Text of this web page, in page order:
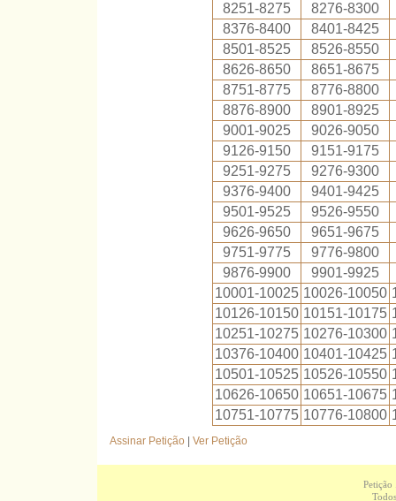
8251-8275
8276-8300
8376-8400
8401-8425
8501-8525
8526-8550
8626-8650
8651-8675
8751-8775
8776-8800
8876-8900
8901-8925
9001-9025
9026-9050
9126-9150
9151-9175
9251-9275
9276-9300
9376-9400
9401-9425
9501-9525
9526-9550
9626-9650
9651-9675
9751-9775
9776-9800
9876-9900
9901-9925
10001-10025 10026-10050
10126-10150 10151-10175
10251-10275 10276-10300
10376-10400 10401-10425
10501-10525 10526-10550
10626-10650 10651-10675
10751-10775 10776-10800
Assinar Petição Ver Petição
Petição